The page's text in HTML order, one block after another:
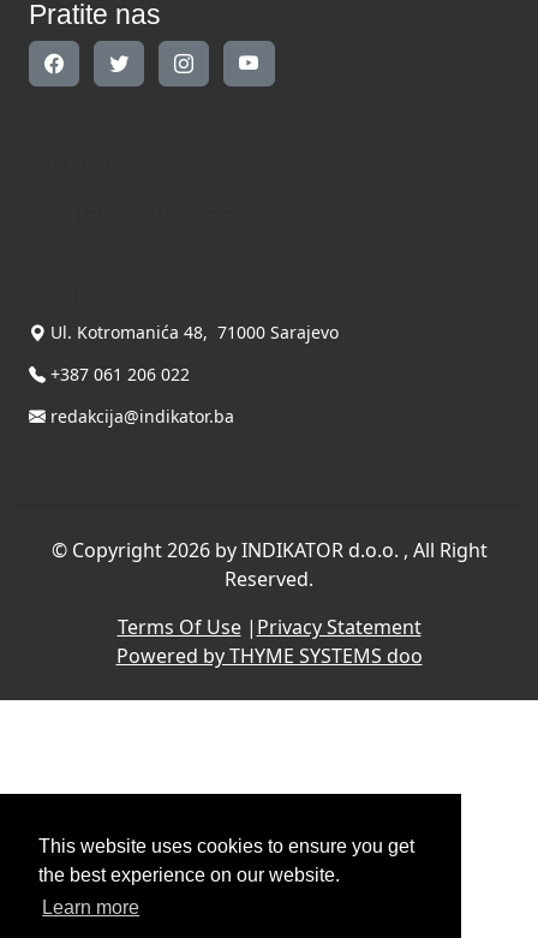
This website uses cookies to ensure you get
the best experience on our website.
Learn more
Pratite nas
Ul. Kotromanića 48, 71000 Sarajevo
+387 061 206 022
redakcija@indikator.ba
© Copyright 2026 by INDIKATOR d.o.o. , All Right
Reserved.
Terms Of Use| Privacy Statement
Powered by THYME SYSTEMS doo